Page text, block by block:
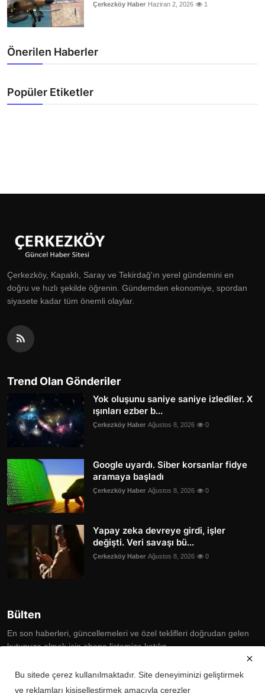
Çerkezköy Haber Haziran 2, 2026 1
Önerilen Haberler
Popüler Etiketler
Çerkezköy, Kapaklı, Saray ve Tekirdağ'ın yerel gündemini en
doğru ve hızlı şekilde öğrenin. Gündemden ekonomiye, spordan
siyasete kadar tüm önemli olaylar.
Trend Olan Gönderiler
Yok oluşunu saniye saniye izlediler. X
ışınları ezber b...
Çerkezköy Haber Ağustos 8, 2026 0
Google uyardı. Siber korsanlar fidye
aramaya başladı
Çerkezköy Haber Ağustos 8, 2026 0
Yapay zeka devreye girdi, işler
değişti. Veri savaşı bü...
Çerkezköy Haber Ağustos 8, 2026 0
Bülten
En son haberleri, güncellemeleri ve özel teklifleri doğrudan gelen
kutunuza almak için abone listemize katılın
Subscribe
Bu sitede çerez kullanılmaktadır. Site deneyiminizi geliştirmek
ve reklamları kişiselleştirmek amacıyla çerezler